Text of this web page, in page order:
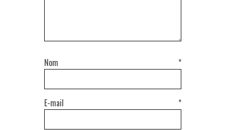
Nom *
E-mail *